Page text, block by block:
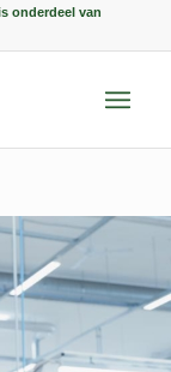
onderdeel van